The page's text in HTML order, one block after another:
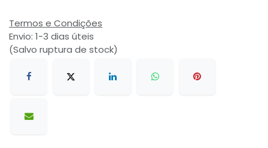
Termos e Condições
Envio: 1-3 dias úteis
(Salvo ruptura de stock)